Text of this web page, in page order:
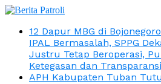
12 Dapur MBG di
IPAL Bermasalah, SPPG
Justru Tetap Beroperasi,
Ketegasan dan
APH Kabupaten Tuban